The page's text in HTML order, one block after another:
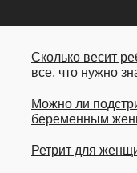
Сколько весит
все, что нужно
Можно ли
беременным
Ретрит для